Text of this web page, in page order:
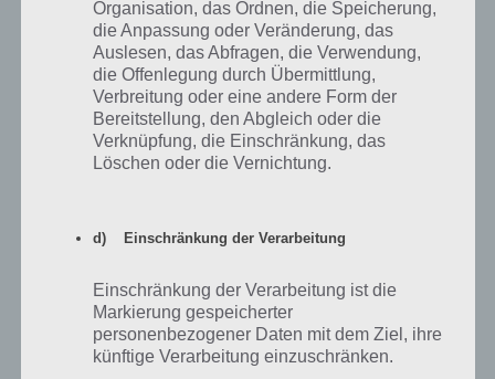
Raum mit roter Schrift
TV &
Filme
Leben des
Brain
zwei Personen, Fadenkreus und
Einschusslöcher
TV &
Filme
Miami Vice
Ratte / Maus
TV &
Filme
Leuchtturm
Filme
und Heiligenschein
Filme
Mile
Amerikanische Flagge – Flugzeug –
Sonnenbrille
TV &
Filme
Top Gun
Organisation, das Ordnen, die Speicherung,
die Anpassung oder Veränderung, das
Auslesen, das Abfragen, die Verwendung,
die Offenlegung durch Übermittlung,
Verbreitung oder eine andere Form der
Bereitstellung, den Abgleich oder die
Verknüpfung, die Einschränkung, das
Löschen oder die Vernichtung.
d) Einschränkung der Verarbeitung
Einschränkung der Verarbeitung ist die
Markierung gespeicherter
personenbezogener Daten mit dem Ziel, ihre
künftige Verarbeitung einzuschränken.